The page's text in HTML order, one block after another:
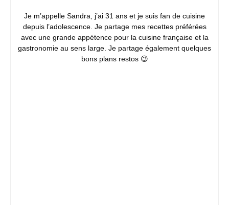
Je m’appelle Sandra, j’ai 31 ans et je suis fan de cuisine
depuis l’adolescence. Je partage mes recettes préférées
avec une grande appétence pour la cuisine française et la
gastronomie au sens large. Je partage également quelques
bons plans restos 😉